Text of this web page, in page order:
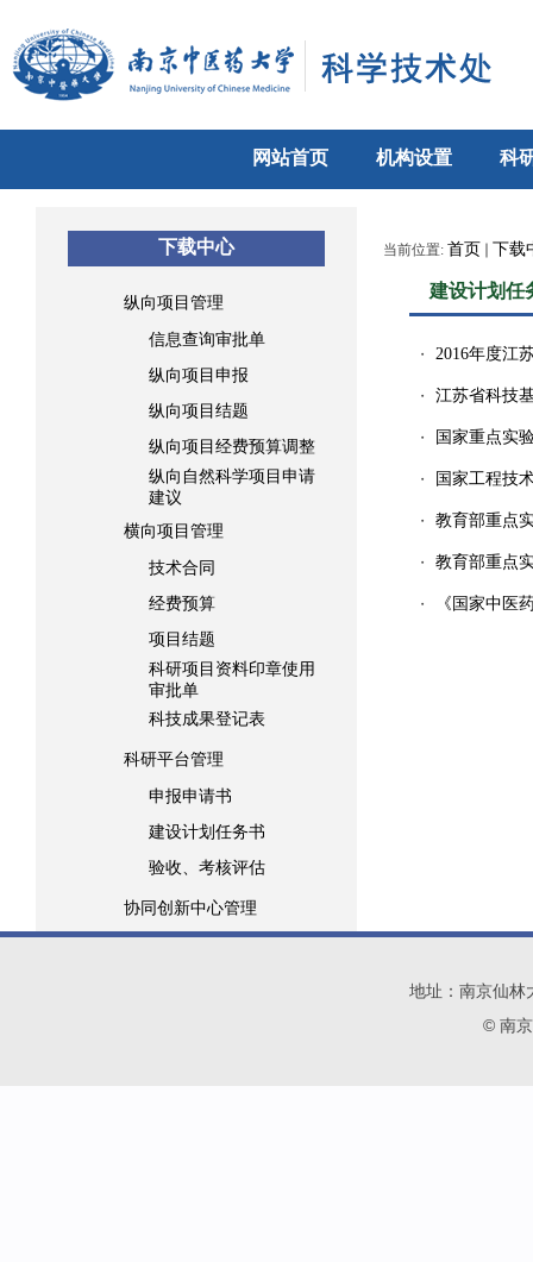
网站首页 机构设置 科
下载中心
纵向项目管理
信息查询审批单
纵向项目申报
纵向项目结题
纵向项目经费预算调整
纵向自然科学项目申请
建议
横向项目管理
技术合同
经费预算
项目结题
科研项目资料印章使用
审批单
科技成果登记表
科研平台管理
申报申请书
建设计划任务书
验收、考核评估
协同创新中心管理
当前位置: 首页 下载
建设计划任
・ 2016年度江
・ 江苏省科技
・ 国家重点实
・ 国家工程技
・ 教育部重点
・ 教育部重点
・ 《国家中医
地址：南京仙林
© 南